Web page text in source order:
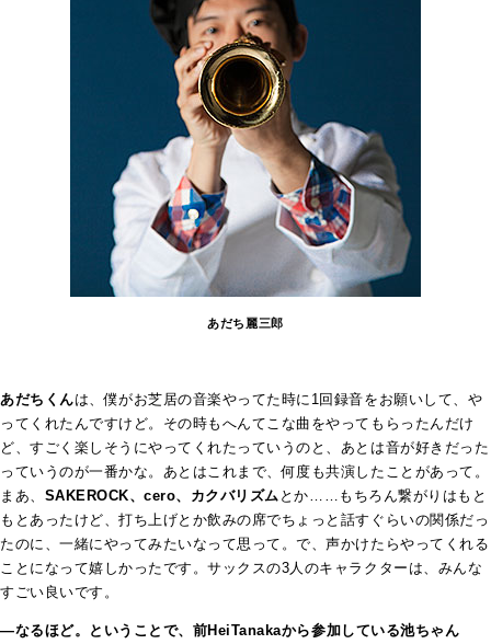
あだち麗三郎
あだちくんは、僕がお芝居の音楽やってた時に1回録音をお願いして、や
ってくれたんですけど。その時もへんてこな曲をやってもらったんだけ
ど、すごく楽しそうにやってくれたっていうのと、あとは音が好きだった
っていうのが一番かな。あとはこれまで、何度も共演したことがあって。
まあ、 SAKEROCK、cero、カクバリズム とか……もちろん繋がりはもと
もとあったけど、打ち上げとか飲みの席でちょっと話すぐらいの関係だっ
たのに、一緒にやってみたいなって思って。で、声かけたらやってくれる
ことになって嬉しかったです。サックスの3人のキャラクターは、みんな
すごい良いです。
―なるほど。ということで、前HeiTanakaから参加している池ちゃん